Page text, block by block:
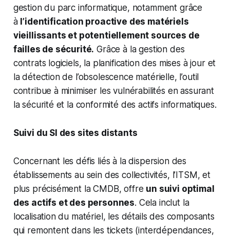
gestion du parc informatique, notamment grâce
à l’identification proactive des matériels
vieillissants et potentiellement sources de
failles de sécurité. Grâce à la gestion des
contrats logiciels, la planification des mises à jour et
la détection de l’obsolescence matérielle, l’outil
contribue à minimiser les vulnérabilités en assurant
la sécurité et la conformité des actifs informatiques.
Suivi du SI des sites distants
Concernant les défis liés à la dispersion des
établissements au sein des collectivités, l’ITSM, et
plus précisément la CMDB, offre un suivi optimal
des actifs et des personnes. Cela inclut la
localisation du matériel, les détails des composants
qui remontent dans les tickets (interdépendances,